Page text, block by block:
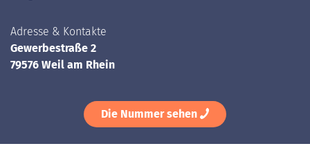
Adresse & Kontakte
Gewerbestraße 2
79576 Weil am Rhein
Die Nummer sehen